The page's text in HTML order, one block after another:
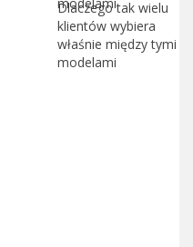
Dlaczego tak wielu
klientów wybiera
właśnie między tymi
modelami